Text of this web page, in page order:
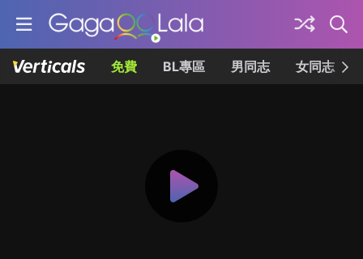
免費 BL專區 男同志 女同志